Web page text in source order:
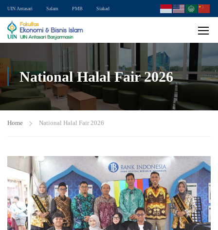
UIN Antasari Salam PMB Siakad
National Halal Fair 2026
Home National Halal Fair 2026